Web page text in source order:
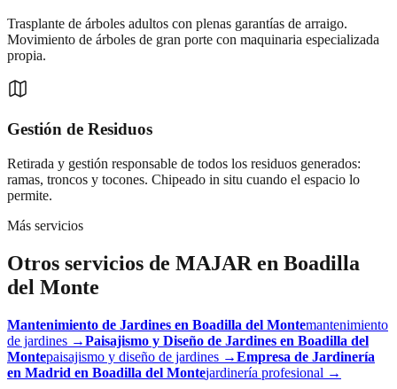
Trasplante de árboles adultos con plenas garantías de arraigo.
Movimiento de árboles de gran porte con maquinaria especializada
propia.
Gestión de Residuos
Retirada y gestión responsable de todos los residuos generados:
ramas, troncos y tocones. Chipeado in situ cuando el espacio lo
permite.
Más servicios
Otros servicios de MAJAR en Boadilla
del Monte
Mantenimiento de Jardines en Boadilla del Montemantenimiento
de jardines →Paisajismo y Diseño de Jardines en Boadilla del
Montepaisajismo y diseño de jardines →Empresa de Jardinería
en Madrid en Boadilla del Montejardinería profesional →